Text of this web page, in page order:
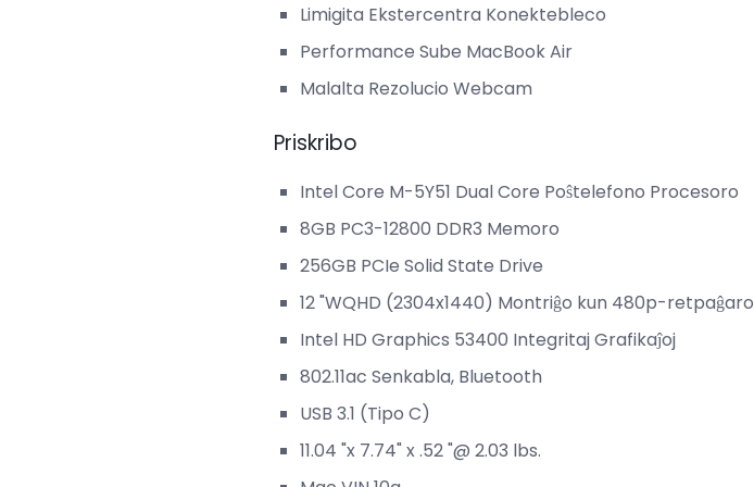
Limigita Ekstercentra Konektebleco
Performance Sube MacBook Air
Malalta Rezolucio Webcam
Priskribo
Intel Core M-5Y51 Dual Core Poŝtelefono Procesoro
8GB PC3-12800 DDR3 Memoro
256GB PCIe Solid State Drive
12 "WQHD (2304x1440) Montriĝo kun 480p-retpaĝaro
Intel HD Graphics 53400 Integritaj Grafikaĵoj
802.11ac Senkabla, Bluetooth
USB 3.1 (Tipo C)
11.04 "x 7.74" x .52 "@ 2.03 lbs.